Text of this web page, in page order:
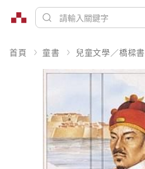
首頁 童書 兒童文學／橋樑書